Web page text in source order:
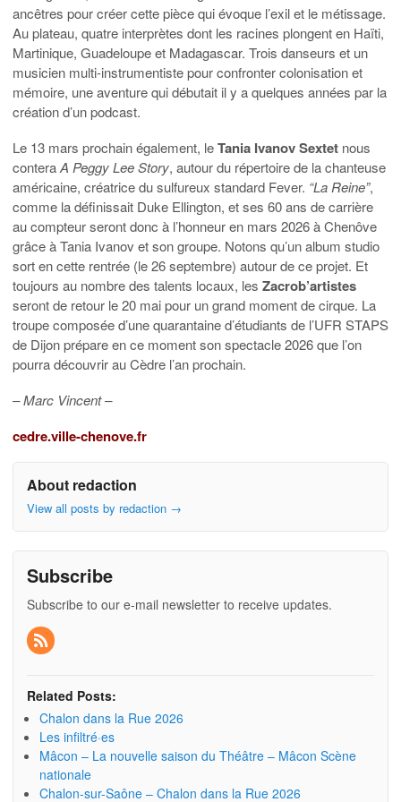
ancêtres pour créer cette pièce qui évoque l’exil et le métissage.
Au plateau, quatre interprètes dont les racines plongent en Haïti,
Martinique, Guadeloupe et Madagascar. Trois danseurs et un
musicien multi-instrumentiste pour confronter colonisation et
mémoire, une aventure qui débutait il y a quelques années par la
création d’un podcast.
Le 13 mars prochain également, leTania Ivanov Sextet nous
conteraA Peggy Lee Story, autour du répertoire de la chanteuse
américaine, créatrice du sulfureux standard Fever. “La Reine”,
comme la définissait Duke Ellington, et ses 60 ans de carrière
au compteur seront donc à l’honneur en mars 2026 à Chenôve
grâce à Tania Ivanov et son groupe. Notons qu’un album studio
sort en cette rentrée (le 26 septembre) autour de ce projet. Et
toujours au nombre des talents locaux, les Zacrob’artistes
seront de retour le 20 mai pour un grand moment de cirque. La
troupe composée d’une quarantaine d’étudiants de l’UFR STAPS
de Dijon prépare en ce moment son spectacle 2026 que l’on
pourra découvrir au Cèdre l’an prochain.
– Marc Vincent –
cedre.ville-chenove.fr
About redaction
View all posts by redaction →
Subscribe
Subscribe to our e-mail newsletter to receive updates.
Related Posts:
Chalon dans la Rue 2026
Les infiltré·es
Mâcon – La nouvelle saison du Théâtre – Mâcon Scène
nationale
Chalon-sur-Saône – Chalon dans la Rue 2026